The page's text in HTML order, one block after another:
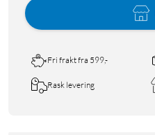
Fri frakt fra 599,-
Rask levering